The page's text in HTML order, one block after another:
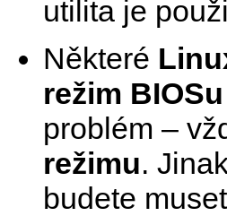
utilita je
Některé
režim BIOSu
problém –
režimu.
budete